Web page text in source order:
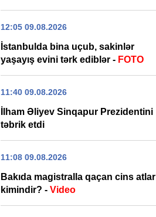
12:05 09.08.2026
İstanbulda bina uçub, sakinlər
yaşayış evini tərk ediblər - FOTO
11:40 09.08.2026
İlham Əliyev Sinqapur Prezidentini
təbrik etdi
11:08 09.08.2026
Bakıda magistralla qaçan cins atlar
kimindir? - Video